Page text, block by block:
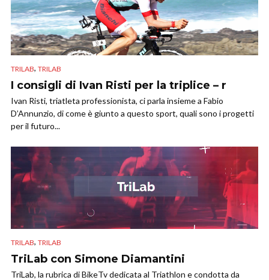
TRILAB, TRILAB
I consigli di Ivan Risti per la triplice – r
Ivan Risti, triatleta professionista, ci parla insieme a Fabio
D’Annunzio, di come è giunto a questo sport, quali sono i progetti
per il futuro...
TRILAB, TRILAB
TriLab con Simone Diamantini
TriLab, la rubrica di BikeTv dedicata al Triathlon e condotta da